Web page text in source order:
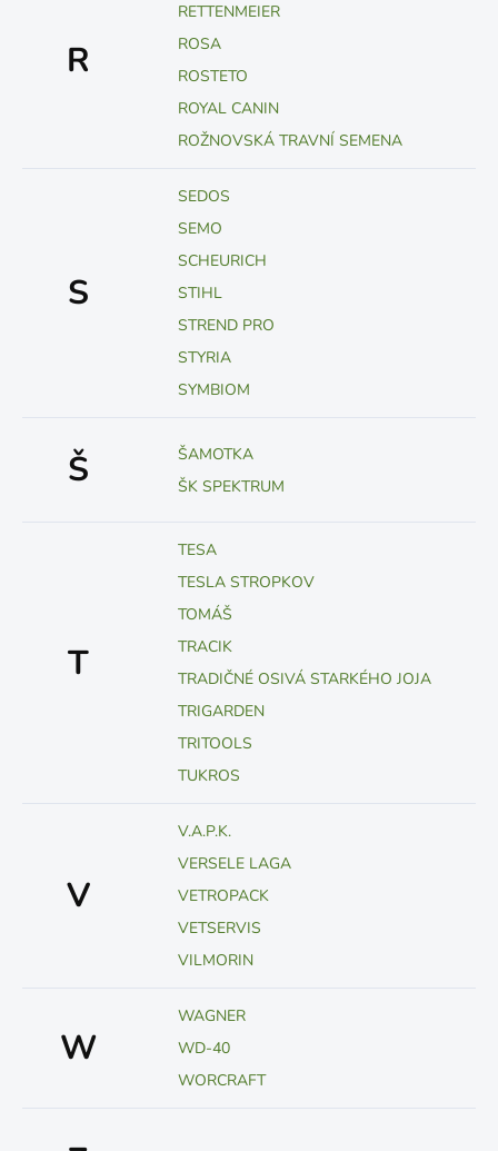
R
RETTENMEIER
ROSA
ROSTETO
ROYAL CANIN
ROŽNOVSKÁ TRAVNÍ SEMENA
S
SEDOS
SEMO
SCHEURICH
STIHL
STREND PRO
STYRIA
SYMBIOM
Š
ŠAMOTKA
ŠK SPEKTRUM
T
TESA
TESLA STROPKOV
TOMÁŠ
TRACIK
TRADIČNÉ OSIVÁ STARKÉHO JOJA
TRIGARDEN
TRITOOLS
TUKROS
V
V.A.P.K.
VERSELE LAGA
VETROPACK
VETSERVIS
VILMORIN
W
WAGNER
WD-40
WORCRAFT